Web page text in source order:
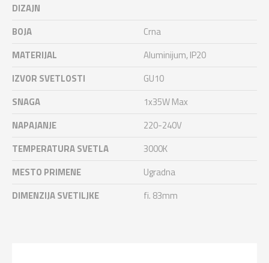
DIZAJN
BOJA
Crna
MATERIJAL
Aluminijum, IP20
IZVOR SVETLOSTI
GU10
SNAGA
1x35W Max
NAPAJANJE
220-240V
TEMPERATURA SVETLA
3000K
MESTO PRIMENE
Ugradna
DIMENZIJA SVETILJKE
fi. 83mm